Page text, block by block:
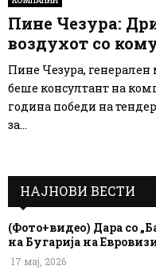
Пине Чезура:
воздухот со
Пине Чезура, генерален
беше консултант на
година победи на
за...
НАЈНОВИ ВЕСТИ
(Фото+видео) Дара со
на Бугарија на
17 мај, 2026